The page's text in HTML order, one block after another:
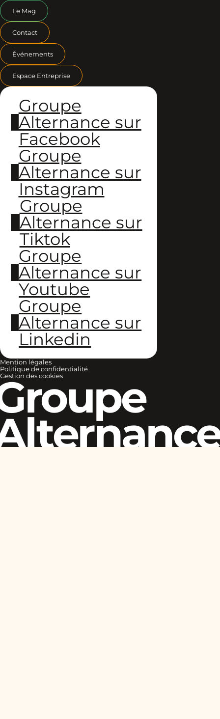
Le Mag
Contact
Événements
Espace Entreprise
Groupe
Alternance sur
Facebook
Groupe
Alternance sur
Instagram
Groupe
Alternance sur
Tiktok
Groupe
Alternance sur
Youtube
Groupe
Alternance sur
Linkedin
Mention légales
Politique de confidentialité
Gestion des cookies